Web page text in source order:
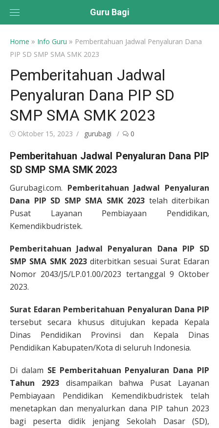
Guru Bagi
Home » Info Guru » Pemberitahuan Jadwal Penyaluran Dana
PIP SD SMP SMA SMK 2023
Pemberitahuan Jadwal
Penyaluran Dana PIP SD
SMP SMA SMK 2023
Posted
Oktober 15, 2023 Author
gurubagi 0
Pemberitahuan Jadwal Penyaluran Dana PIP
SD SMP SMA SMK 2023
Gurubagi.com. Pemberitahuan Jadwal Penyaluran
Dana PIP SD SMP SMA SMK 2023 telah diterbikan
Pusat Layanan Pembiayaan Pendidikan,
Kemendikbudristek.
Pemberitahuan Jadwal Penyaluran Dana PIP SD
SMP SMA SMK 2023diterbitkan sesuai Surat Edaran
Nomor 2043/J5/LP.01.00/2023 tertanggal 9 Oktober
2023.
Surat Edaran Pemberitahuan Penyaluran Dana PIP
tersebut secara khusus ditujukan kepada Kepala
Dinas Pendidikan Provinsi dan Kepala Dinas
Pendidikan Kabupaten/Kota di seluruh Indonesia.
Di dalam SE Pemberitahuan Penyaluran Dana PIP
Tahun 2923disampaikan bahwa Pusat Layanan
Pembiayaan Pendidikan Kemendikbudristek telah
menetapkan dan menyalurkan dana PIP tahun 2023
bagi peserta didik jenjang Sekolah Dasar (SD),